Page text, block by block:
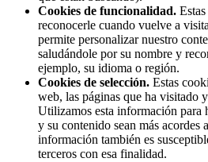
Cookies de funcionalidad.
reconocerle cuando vuelve a
permite personalizar nuestro
saludándole por su nombre y
ejemplo, su idioma o región.
Cookies de selección. Estas
web, las páginas que ha visitado
Utilizamos esta información para
y su contenido sean más acordes
información también es
terceros con esa finalidad.